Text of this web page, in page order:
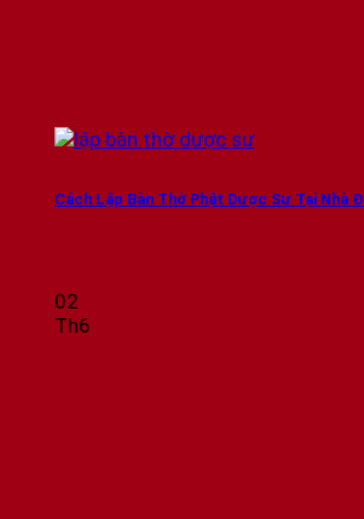
Cách Lập Bàn Thờ Phật Dược Sư Tại Nhà
02
Th6